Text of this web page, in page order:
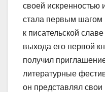
своей искренностью
стала первым шагом
к писательской
выхода его первой
получил
литературные
он представлял